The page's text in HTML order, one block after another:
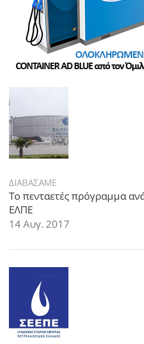
ΔΙΑΒΑΣΑΜΕ
Το πενταετές πρόγραμμα
ΕΛΠΕ
14 Αυγ. 2017